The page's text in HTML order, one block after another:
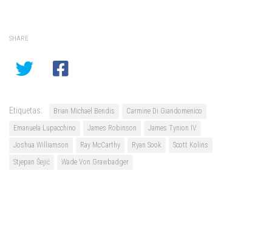
SHARE
Etiquetas: Brian Michael Bendis
Carmine Di Giandomenico
Emanuela Lupacchino
James Robinson
James Tynion IV
Joshua Williamson
Ray McCarthy Ryan Sook
Scott Kolins
Stjepan Šejić
Wade Von Grawbadger